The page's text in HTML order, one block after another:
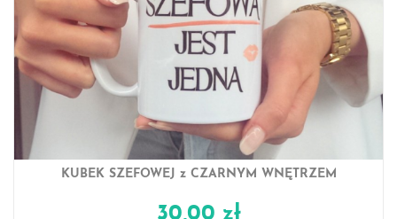
KUBEK SZEFOWEJ z CZARNYM WNĘTRZEM
30,00 zł